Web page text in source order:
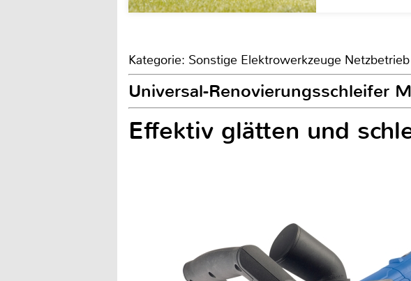
Kategorie: Sonstige Elektrowerkzeuge Netzbetrieb
Universal-Renovierungsschleifer
Effektiv glätten und